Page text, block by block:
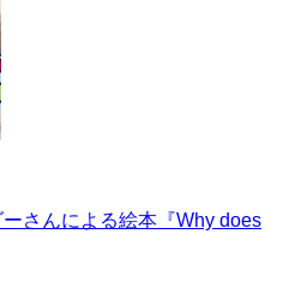
ーさんによる絵本『Why does